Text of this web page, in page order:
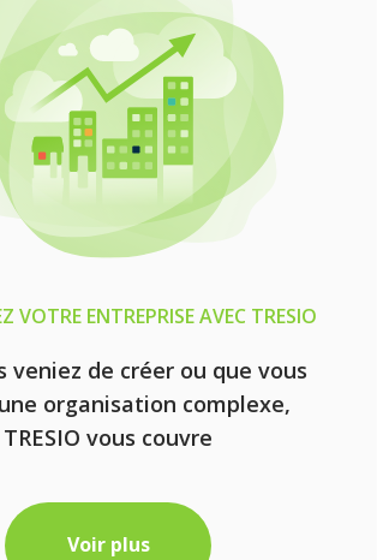
VOTRE ENTREPRISE AVEC TRESIO
veniez de créer ou que vous
organisation complexe,
TRESIO vous couvre
Voir plus